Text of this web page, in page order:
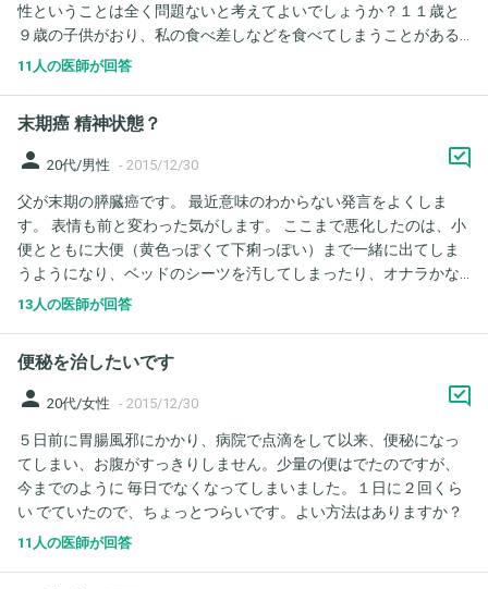
性ということは全く問題ないと考えてよいでしょうか？１１歳と
９歳の子供がおり、私の食べ差しなどを食べてしまうことがある
のですが、問題ないでしょうか？
11人の医師が回答
末期癌 精神状態？
person 20代/男性 - 2015/12/30
父が末期の膵臓癌です。 最近意味のわからない発言をよくしま
す。 表情も前と変わった気がします。 ここまで悪化したのは、小
便とともに大便（黄色っぽくて下痢っぽい）まで一緒に出てしま
うようになり、ベッドのシーツを汚してしまったり、オナラかな
と思ってしたら大便が出てしまったりで、処理するにも腹水が溜
（排泄）も１人ではできなくなったのか、とショックを受けたか
らなんじゃないかなと家族は推測しています。 朝病室に行くと、
で、家族みんな混乱しています。 夜１人にしておくのが一番怖い
です。 もう長くはないのでしょうか。
13人の医師が回答
便秘を治したいです
person 20代/女性 - 2015/12/30
５日前に胃腸風邪にかかり、病院で点滴をして以来、便秘になっ
てしまい、お腹がすっきりしません。少量の便はでたのですが、
今までのように 毎日でなくなってしまいました。１日に２回くら
い でていたので、ちょっとつらいです。よい方法はありますか？
11人の医師が回答